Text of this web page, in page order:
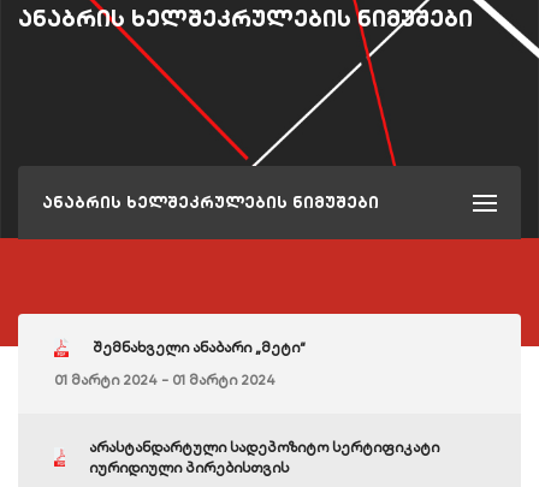
ანაბრის ხელშეკრულების ნიმუშები
ანაბრის ხელშეკრულების ნიმუშები
შემნახველი ანაბარი „მეტი“
01 მარტი 2024 - 01 მარტი 2024
არასტანდარტული სადეპოზიტო სერტიფიკატი
იურიდიული პირებისთვის